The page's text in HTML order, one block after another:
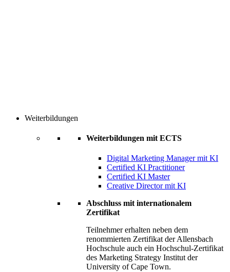
Weiterbildungen
Weiterbildungen mit ECTS
Digital Marketing Manager mit KI
Certified KI Practitioner
Certified KI Master
Creative Director mit KI
Abschluss mit internationalem
Zertifikat
Teilnehmer erhalten neben dem
renommierten Zertifikat der Allensbach
Hochschule auch ein Hochschul-Zertifikat
des Marketing Strategy Institut der
University of Cape Town.